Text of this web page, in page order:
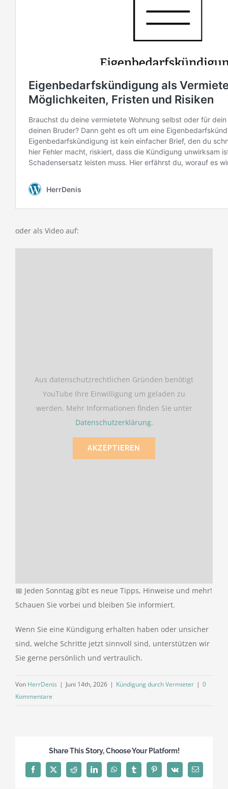
oder als Video auf:
Aus datenschutzrechtlichen Gründen benötigt
YouTube Ihre Einwilligung um geladen zu
werden. Mehr Informationen finden Sie unter
Datenschutzerklärung.
AKZEPTIEREN
📅 Jeden Sonntag gibt es neue Tipps, Hinweise und mehr!
Schauen Sie vorbei und bleiben Sie informiert.
Wenn Sie eine Kündigung erhalten haben oder unsicher
sind, welche Schritte jetzt sinnvoll sind, unterstützen wir
Sie gerne persönlich und vertraulich.
Von HerrDenis | Juni 14th, 2026 | Kündigung durch Vermieter | 0
Kommentare
Share This Story, Choose Your Platform!
Facebook
X Reddit LinkedInWhatsAppTumblrPinterest
Vk
E-
Mail